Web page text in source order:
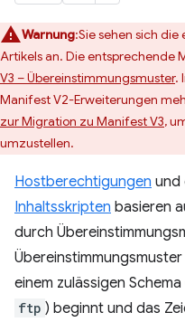
Warnung:Sie sehen sich
Artikels an. Die entsprechende
V3 – Übereinstimmungsmuster.
Manifest V2-Erweiterungen
zur Migration zu Manifest V3,
umzustellen.
Hostberechtigungen und
Inhaltsskripten basieren
durch
einem zulässigen Schema
ftp ) beginnt und das